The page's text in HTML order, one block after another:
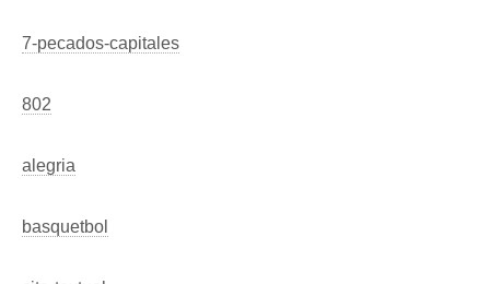
7-pecados-capitales
802
alegria
basquetbol